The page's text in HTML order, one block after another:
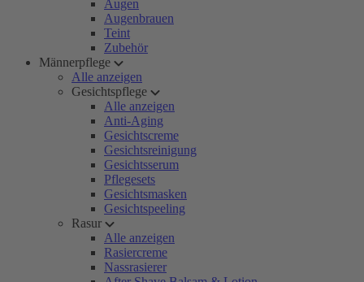
Augen
Augenbrauen
Teint
Zubehör
Männerpflege
Alle anzeigen
Gesichtspflege
Alle anzeigen
Anti-Aging
Gesichtscreme
Gesichtsreinigung
Gesichtsserum
Pflegesets
Gesichtsmasken
Gesichtspeeling
Rasur
Alle anzeigen
Rasiercreme
Nassrasierer